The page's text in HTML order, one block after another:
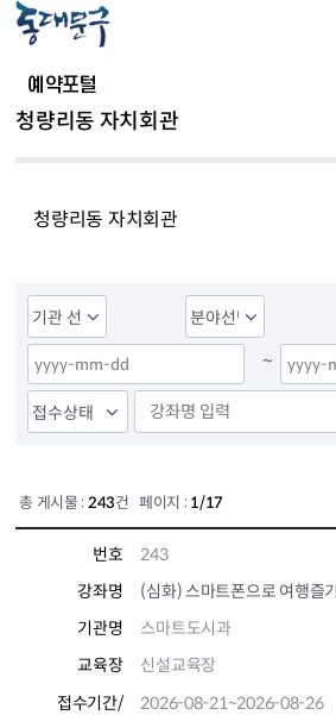
예약포털
청량리동 자치회관
청량리동 자치회관
~
총 게시물 : 243건 페이지 : 1/17
번호
243
강좌명
(심화) 스마트폰으로 여행즐
기관명
스마트도시과
교육장
신설교육장
접수기간/
2026-08-21~2026-08-26